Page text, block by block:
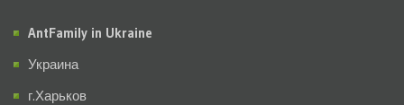
AntFamily in Ukraine
Украина
г.Харьков